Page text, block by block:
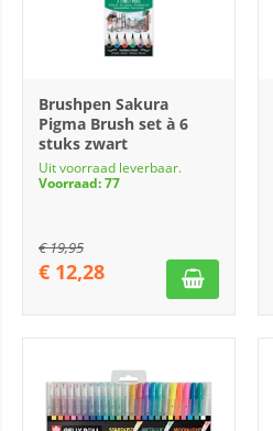
Brushpen Sakura
Pigma Brush set à 6
stuks zwart
Uit voorraad leverbaar.
Voorraad: 77
€19,95
€ 12,28